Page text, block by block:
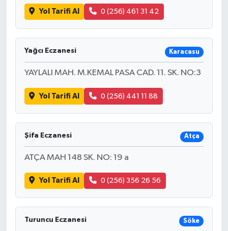
Yol Tarifi Al 0 (256) 461 31 42
Yağcı Eczanesi Karacasu
YAYLALI MAH. M.KEMAL PASA CAD. 11. SK. NO:3
Yol Tarifi Al 0 (256) 441 11 88
Şifa Eczanesi Atça
ATÇA MAH 148 SK. NO: 19 a
Yol Tarifi Al 0 (256) 356 26 56
Turuncu Eczanesi Söke